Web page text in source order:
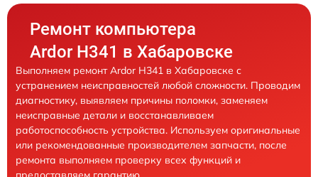
Ремонт компьютера
Ardor H341 в Хабаровске
Выполняем ремонт Ardor H341 в Хабаровске с
устранением неисправностей любой сложности. Проводим
диагностику, выявляем причины поломки, заменяем
неисправные детали и восстанавливаем
работоспособность устройства. Используем оригинальные
или рекомендованные производителем запчасти, после
ремонта выполняем проверку всех функций и